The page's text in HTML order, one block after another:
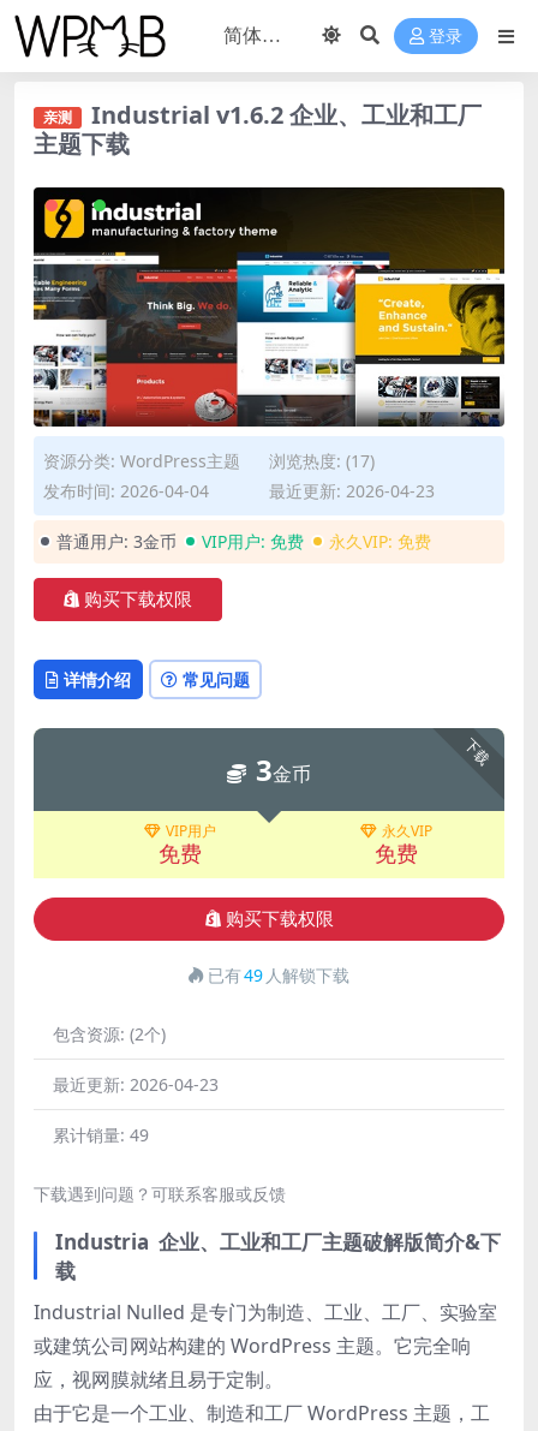
登录
亲测
Industrial v1.6.2 企业、工业和工厂
主题下载
资源分类: WordPress主题
浏览热度: (17)
发布时间: 2026-04-04
最近更新: 2026-04-23
普通用户: 3金币 VIP用户: 免费 永久VIP: 免费
购买下载权限
详情介绍 常见问题
下载
3金币
VIP用户
免费
永久VIP
免费
购买下载权限
已有49 人解锁下载
包含资源: (2个)
最近更新: 2026-04-23
累计销量: 49
下载遇到问题？可联系客服或反馈
Industria 企业、工业和工厂主题破解版简介&下
载
Industrial Nulled 是专门为制造、工业、工厂、实验室
或建筑公司网站构建的 WordPress 主题。它完全响
应，视网膜就绪且易于定制。
由于它是一个工业、制造和工厂 WordPress 主题，工